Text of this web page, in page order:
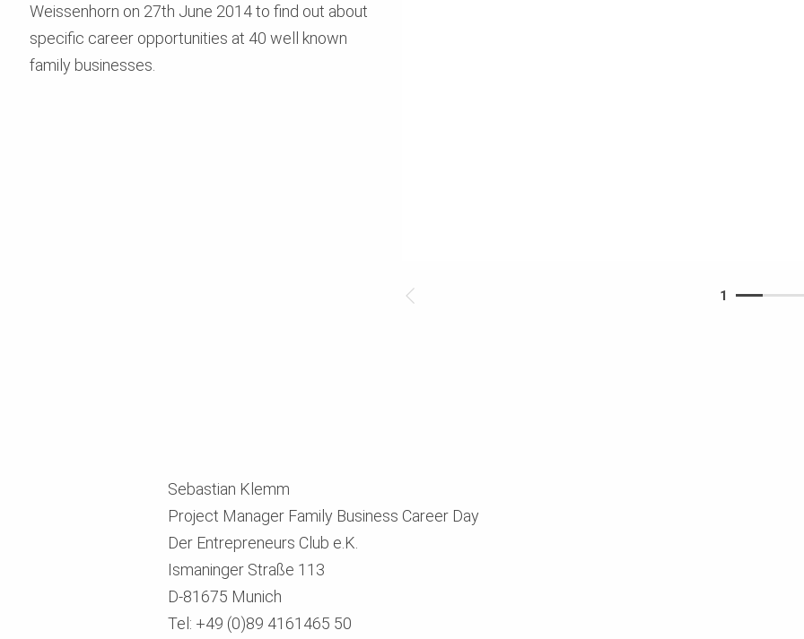
1
Weissenhorn on 27th June 2014 to find out about
specific career opportunities at 40 well known
family businesses.
Sebastian Klemm
Project Manager Family Business Career Day
Der Entrepreneurs Club e.K.
Ismaninger Straße 113
D-81675 Munich
Tel: +49 (0)89 4161465 50